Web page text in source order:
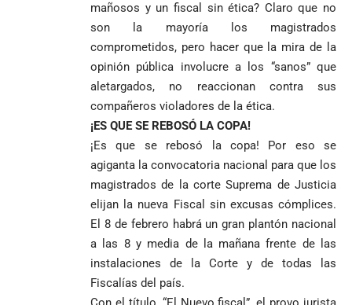
mañosos y un fiscal sin ética? Claro que no
son la mayoría los magistrados
comprometidos, pero hacer que la mira de la
opinión pública involucre a los “sanos” que
aletargados, no reaccionan contra sus
compañeros violadores de la ética.
¡ES QUE SE REBOSÓ LA COPA!
¡Es que se rebosó la copa! Por eso se
agiganta la convocatoria nacional para que los
magistrados de la corte Suprema de Justicia
elijan la nueva Fiscal sin excusas cómplices.
El 8 de febrero habrá un gran plantón nacional
a las 8 y media de la mañana frente de las
instalaciones de la Corte y de todas las
Fiscalías del país.